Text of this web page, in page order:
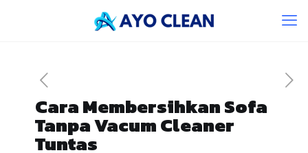
Cara Membersihkan Sofa
Tanpa Vacum Cleaner
Tuntas